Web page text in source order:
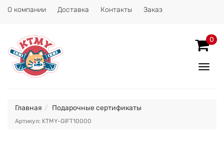
О компании Доставка Контакты Заказ
0
Главная Подарочные сертификаты
Артикул: KTMY-GIFT10000